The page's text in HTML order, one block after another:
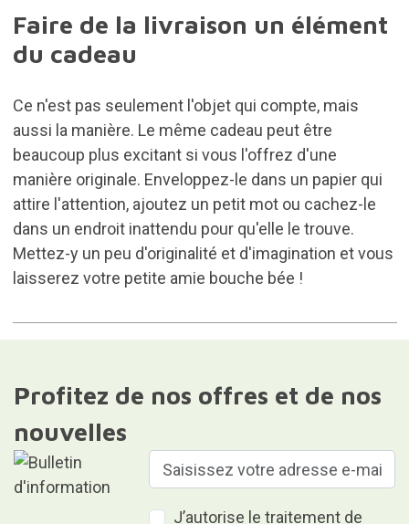
Faire de la livraison un élément
du cadeau
Ce n'est pas seulement l'objet qui compte, mais
aussi la manière. Le même cadeau peut être
beaucoup plus excitant si vous l'offrez d'une
manière originale. Enveloppez-le dans un papier qui
attire l'attention, ajoutez un petit mot ou cachez-le
dans un endroit inattendu pour qu'elle le trouve.
Mettez-y un peu d'originalité et d'imagination et vous
laisserez votre petite amie bouche bée !
Profitez de nos offres et de nos
nouvelles
J’autorise le traitement de